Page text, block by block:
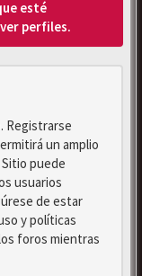
esté
perfiles.
Registrarse
un amplio
puede
usuarios
de estar
y políticas
foros mientras